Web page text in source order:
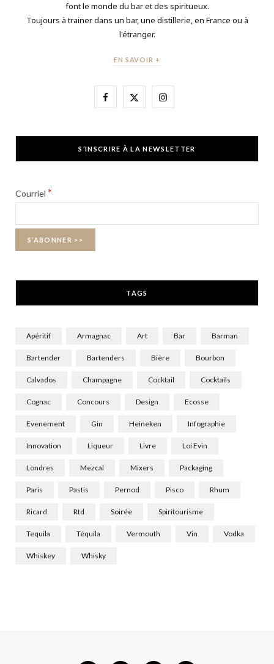
font le monde du bar et des spiritueux.
Toujours à trainer dans un bar, une distillerie, en France ou à
l'étranger.
EN SAVOIR +
F
e
X
w
I
t
S’INSCRIRE À LA NEWSLETTER
Courriel *
TAGS
Apéritif Armagnac Art Bar Barman
Bartender Bartenders Bière Bourbon
Calvados Champagne Cocktail Cocktails
Cognac Concours Design Ecosse
Evenement Gin Heineken Infographie
Innovation Liqueur Livre Loi Evin
Londres Mezcal Mixers Packaging
Paris Pastis Pernod Pisco Rhum
Ricard Rtd Soirée Spiritourisme
Tequila Téquila Vermouth Vin Vodka
Whiskey Whisky